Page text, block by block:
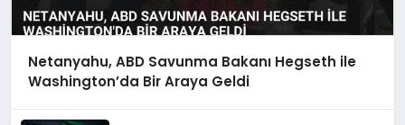
Netanyahu, ABD Savunma Bakanı Hegseth ile
Washington’da Bir Araya Geldi